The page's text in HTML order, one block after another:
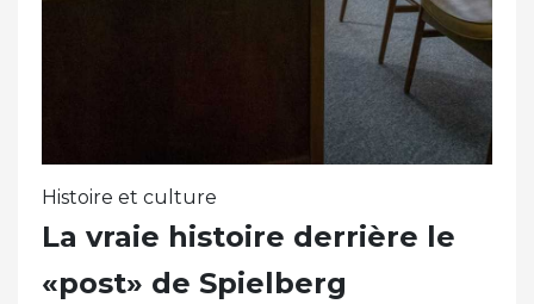
Histoire et culture
La vraie histoire derrière le
«post» de Spielberg